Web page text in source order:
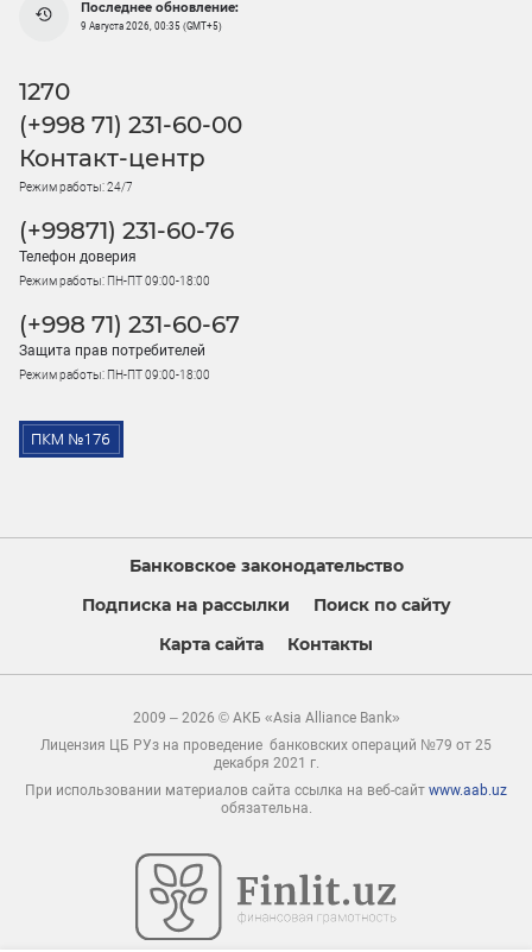
Последнее обновление:
9 Августа 2026, 00:35 (GMT+5)
1270
(+998 71) 231-60-00
Контакт-центр
Режим работы: 24/7
(+99871) 231-60-76
Телефон доверия
Режим работы: ПН-ПТ 09:00-18:00
(+998 71) 231-60-67
Защита прав потребителей
Режим работы: ПН-ПТ 09:00-18:00
Банковское законодательство
Подписка на рассылки
Поиск по сайту
Карта сайта
Контакты
2009 – 2026 © АКБ «Asia Alliance Bank»
Лицензия ЦБ РУз на проведение банковских операций №79 от 25
декабря 2021 г.
При использовании материалов сайта ссылка на веб-сайт www.aab.uz
обязательна.